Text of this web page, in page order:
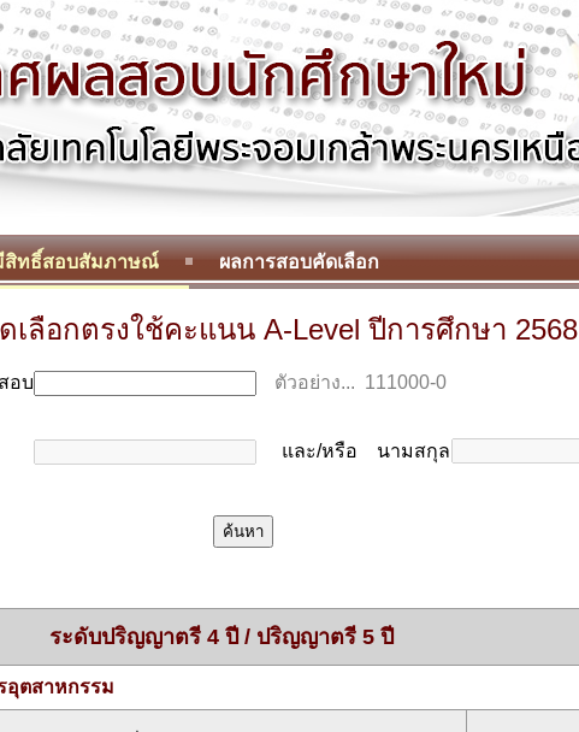
สิทธิ์สอบสัมภาษณ์ ผลการสอบคัดเลือก
เลือกตรงใช้คะแนน A-Level ปีการศึกษา 2568
อบ ตัวอย่าง... 111000-0
และ/หรือ นามสกุล
ระดับปริญญาตรี 4 ปี / ปริญญาตรี 5 ปี
อุตสาหกรรม